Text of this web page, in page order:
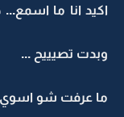
اكيد انا ما
وبدت تصيييح ...
ما عرفت شو